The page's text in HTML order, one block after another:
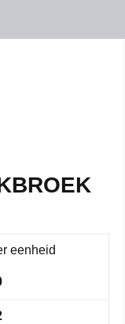
eenheid